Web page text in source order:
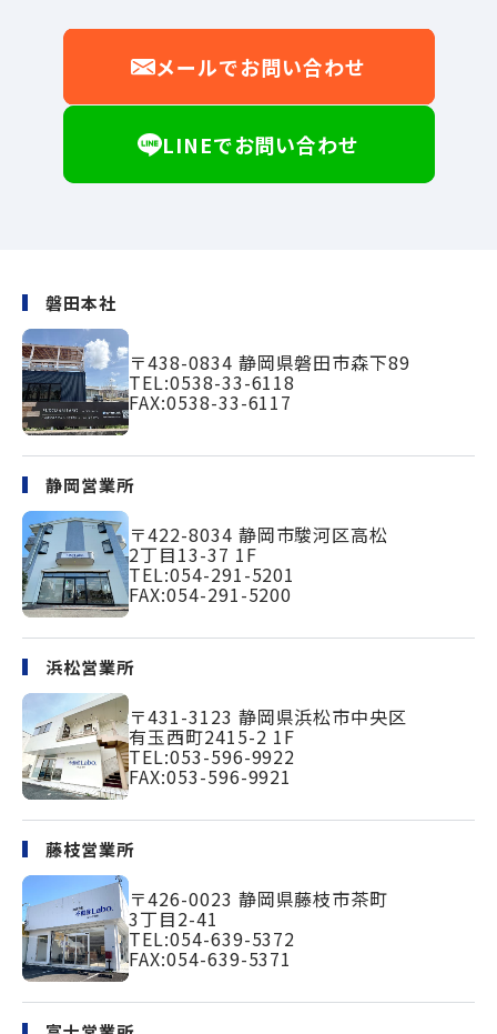
メールでお問い合わせ
LINEでお問い合わせ
磐田本社
〒438-0834 静岡県磐田市森下89
TEL:0538-33-6118
FAX:0538-33-6117
静岡営業所
〒422-8034 静岡市駿河区高松
2丁目13-37 1F
TEL:054-291-5201
FAX:054-291-5200
浜松営業所
〒431-3123 静岡県浜松市中央区
有玉西町2415-2 1F
TEL:053-596-9922
FAX:053-596-9921
藤枝営業所
〒426-0023 静岡県藤枝市茶町
3丁目2-41
TEL:054-639-5372
FAX:054-639-5371